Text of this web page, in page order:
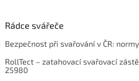
Rádce svářeče
Bezpečnost při svařování v ČR:
RollTect – zatahovací svařovací
25980